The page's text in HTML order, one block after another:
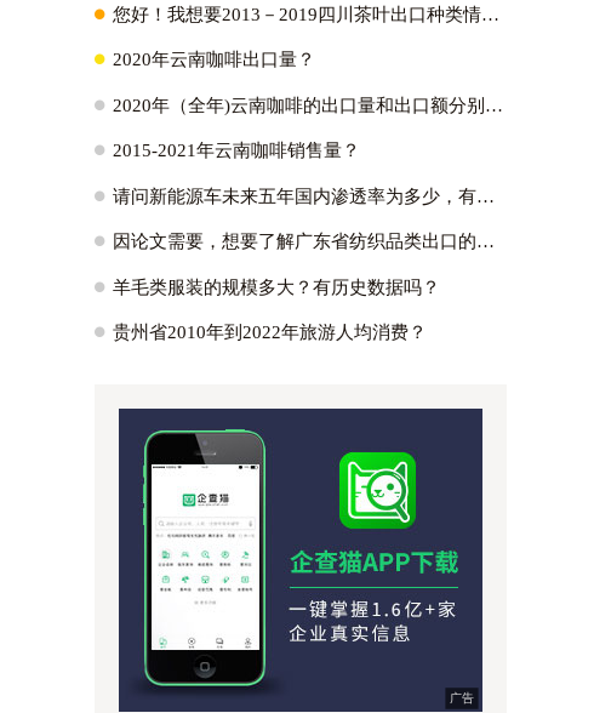
H 您好！我想要2013－2019四川茶叶出口种类情况:绿茶出口占比~红茶～黑茶~白茶？
H 2020年云南咖啡出口量？
H 2020年（全年)云南咖啡的出口量和出口额分别是多少？
H 2015-2021年云南咖啡销售量？
H 请问新能源车未来五年国内渗透率为多少，有没有测算逻辑参考？国内外新能源车渗透率的峰值能达到多少?
H 因论文需要，想要了解广东省纺织品类出口的主要市场，具体的出口额为多少，不同贸易方式出口额多少占比多少。蟹蟹！？
H 羊毛类服装的规模多大？有历史数据吗？
H 贵州省2010年到2022年旅游人均消费？
广告